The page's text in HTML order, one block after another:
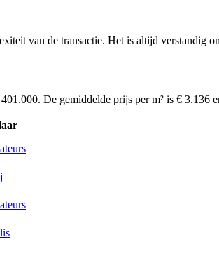
van de transactie. Het is altijd verstandig
De gemiddelde prijs per m² is € 3.136